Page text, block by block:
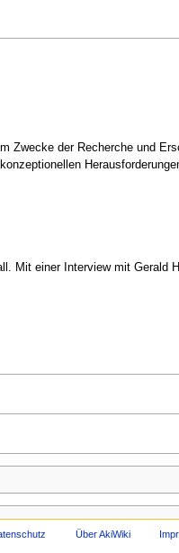
Zwecke der Recherche und
Mit einer Interview mit Gerald
Über AkiWiki